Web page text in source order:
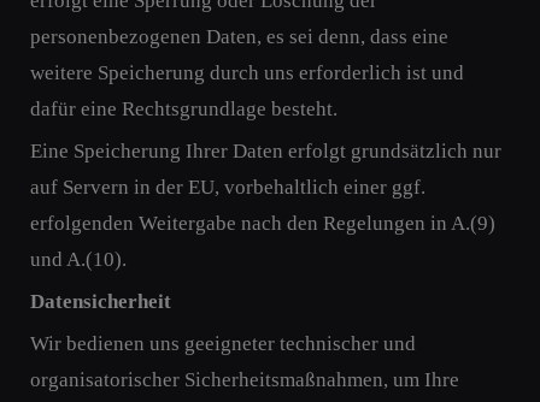
personenbezogenen Daten, es sei denn, dass eine
weitere Speicherung durch uns erforderlich ist und
dafür eine Rechtsgrundlage besteht.
Eine Speicherung Ihrer Daten erfolgt grundsätzlich nur
auf Servern in der EU, vorbehaltlich einer ggf.
erfolgenden Weitergabe nach den Regelungen in A.(9)
und A.(10).
Datensicherheit
Wir bedienen uns geeigneter technischer und
organisatorischer Sicherheitsmaßnahmen, um Ihre